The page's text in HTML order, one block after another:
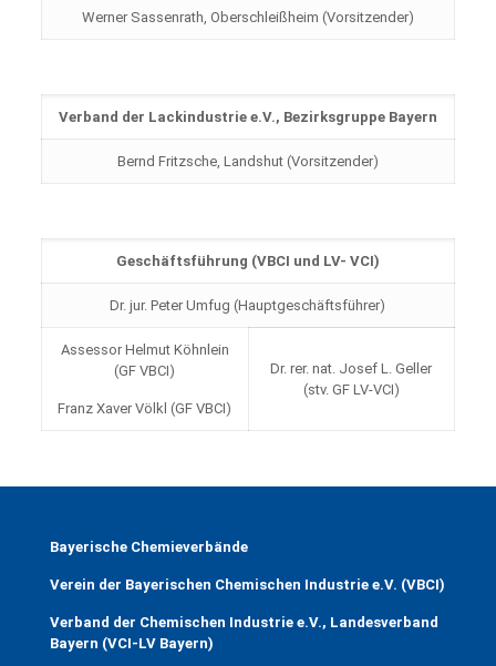
Werner Sassenrath, Oberschleißheim (Vorsitzender)
Verband der Lackindustrie e.V., Bezirksgruppe Bayern
Bernd Fritzsche, Landshut (Vorsitzender)
Geschäftsführung (VBCI und LV- VCI)
Dr. jur. Peter Umfug (Hauptgeschäftsführer)
Assessor Helmut Köhnlein
(GF VBCI)
Franz Xaver Völkl (GF VBCI)
Dr. rer. nat. Josef L. Geller
(stv. GF LV-VCI)
Bayerische Chemieverbände
Verein der Bayerischen Chemischen Industrie e.V. (VBCI)
Verband der Chemischen Industrie e.V., Landesverband
Bayern (VCI-LV Bayern)